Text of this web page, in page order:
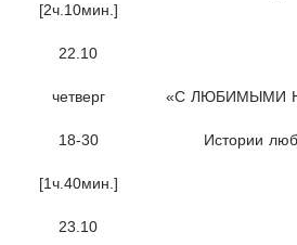
[2ч.10мин.]
22.10
четверг
18-30
[1ч.40мин.]
«С ЛЮБИМЫМИ
Истории
23.10